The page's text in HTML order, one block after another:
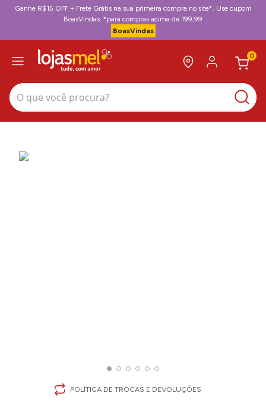
Ganhe R$15 OFF + Frete Grátis na sua primeira compra no site*. Use cupom
BoasVindas. *para compras acima de 199,99
BoasVindas
0
O que você procura?
POLÍTICA DE TROCAS E DEVOLUÇÕES